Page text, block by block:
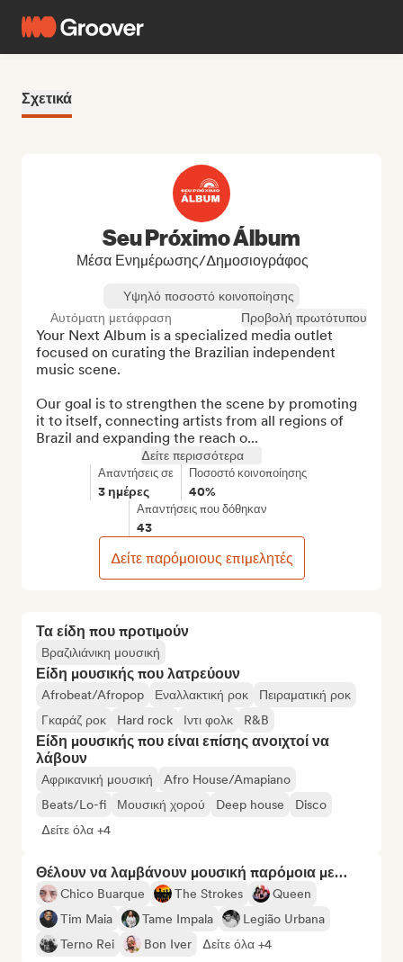
Σχετικά
Τα είδη που προτιμούν
Βραζιλιάνικη μουσική
Είδη μουσικής που λατρεύουν
Afrobeat/Afropop Εναλλακτική ροκ
Πειραματική ροκ
Γκαράζ ροκ
Hard rock Ιντι φολκ R&B
Είδη μουσικής που είναι επίσης ανοιχτοί να
λάβουν
Αφρικανική μουσική
Afro House/Amapiano
Beats/Lo-fi
Μουσική χορού Deep house
Disco
Δείτε όλα +4
Θέλουν να λαμβάνουν μουσική παρόμοια με…
Chico Buarque The Strokes
Queen
Tim Maia
Tame Impala
Legião Urbana
Terno Rei
Bon Iver Δείτε όλα +4
Seu Próximo Álbum
Μέσα Ενημέρωσης/Δημοσιογράφος
Υψηλό ποσοστό κοινοποίησης
Αυτόματη μετάφραση
Προβολή πρωτότυπου
Your Next Album is a specialized media outlet
focused on curating the Brazilian independent
music scene.
Our goal is to strengthen the scene by promoting
it to itself, connecting artists from all regions of
Brazil and expanding the reach o...
Δείτε περισσότερα
Απαντήσεις σε
3 ημέρες
Ποσοστό κοινοποίησης
40%
Απαντήσεις που δόθηκαν
43
Δείτε παρόμοιους επιμελητές